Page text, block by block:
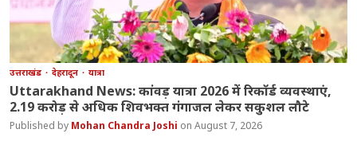
उत्तराखंड देहरादून यात्रा
Uttarakhand News: कांवड़ यात्रा 2026 में रिकॉर्ड व्यवस्थाएं,
2.19 करोड़ से अधिक शिवभक्त गंगाजल लेकर सकुशल लौटे
Mohan Chandra Joshi August 7, 2026